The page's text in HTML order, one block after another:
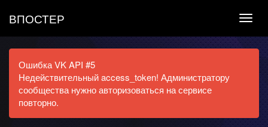
ВПОСТЕР
Ошибка VK API #5
Недействительный access_token! Администратору
сообщества нужно авторизоваться на сервисе
повторно.